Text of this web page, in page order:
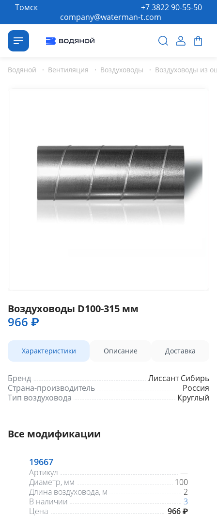
Томск
company@waterman-t.com
+7 3822 90-55-50
Водяной · Вентиляция · Воздуховоды · Воздуховоды из
Воздуховоды D100-315 мм
966 ₽
Характеристики Описание Доставка
Бренд
Лиссант Сибирь
Страна-производитель
Россия
Тип воздуховода
Круглый
Все модификации
19667
Артикул
—
Диаметр, мм
100
Длина воздуховода, м
2
В наличии
3
Цена
966 ₽